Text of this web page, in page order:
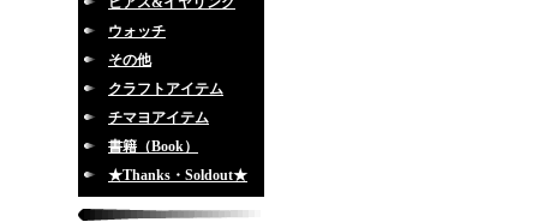
ウォッチ
その他
クラフトアイテム
チマヨアイテム
書籍（Book）
★Thanks・Soldout★